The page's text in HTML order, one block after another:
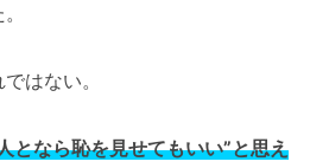
はない。
となら恥を見せてもいい”と思え